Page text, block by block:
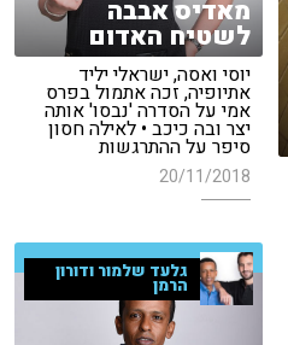
מאדיס אבבה
לשטיח האדום
יוסי ואסה, ישראלי יליד
אתיופיה, זכה אתמול בפרס
אמי על הסדרה 'נבסו' אותה
יצר ובה כיכב • לאילה חסון
סיפר על ההתרגשות
20/11/2018
גלעד שלמור ודורון
הרמן